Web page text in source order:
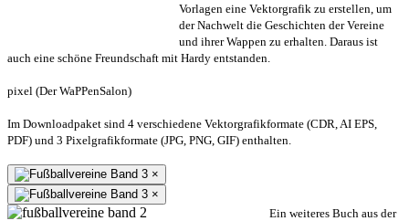
Vorlagen eine Vektorgrafik zu erstellen, um
der Nachwelt die Geschichten der Vereine
und ihrer Wappen zu erhalten. Daraus ist
auch eine schöne Freundschaft mit Hardy entstanden.
pixel (Der WaPPenSalon)
Im Downloadpaket sind 4 verschiedene Vektorgrafikformate (CDR, AI EPS,
PDF) und 3 Pixelgrafikformate (JPG, PNG, GIF) enthalten.
×
×
Ein weiteres Buch aus der